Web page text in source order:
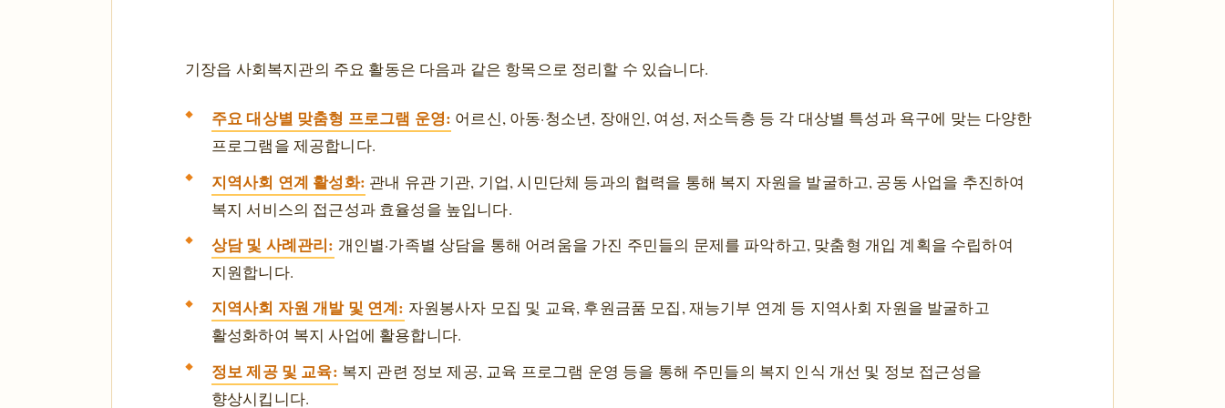
기장읍 사회복지관의 주요 활동은 다음과 같은 항목으로 정리할 수 있습니다.
주요 대상별 맞춤형 프로그램 운영: 어르신, 아동·청소년, 장애인, 여성, 저소득층 등 각 대상별 특성과 욕구에 맞는 다양한
프로그램을 제공합니다.
지역사회 연계 활성화: 관내 유관 기관, 기업, 시민단체 등과의 협력을 통해 복지 자원을 발굴하고, 공동 사업을 추진하여
복지 서비스의 접근성과 효율성을 높입니다.
상담 및 사례관리: 개인별·가족별 상담을 통해 어려움을 가진 주민들의 문제를 파악하고, 맞춤형 개입 계획을 수립하여
지원합니다.
지역사회 자원 개발 및 연계: 자원봉사자 모집 및 교육, 후원금품 모집, 재능기부 연계 등 지역사회 자원을 발굴하고
활성화하여 복지 사업에 활용합니다.
정보 제공 및 교육: 복지 관련 정보 제공, 교육 프로그램 운영 등을 통해 주민들의 복지 인식 개선 및 정보 접근성을
향상시킵니다.